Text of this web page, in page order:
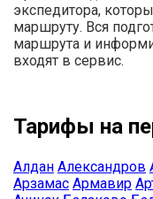
экспедитора,
маршруту. Вся
маршрута и
входят в сервис.
Тарифы на
Алдан Александров
Арзамас Армавир